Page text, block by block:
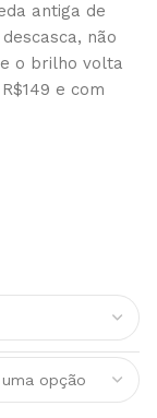
antiga de
não
o brilho volta
e com